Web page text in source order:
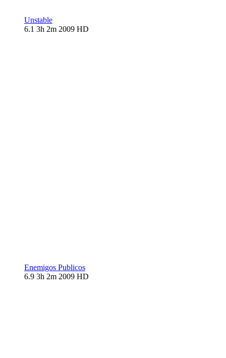
Unstable
6.1 3h 2m 2009 HD
Enemigos Publicos
6.9 3h 2m 2009 HD